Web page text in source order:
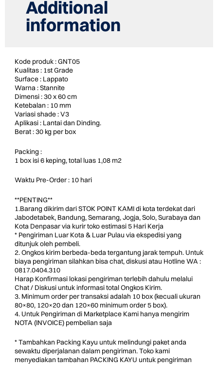
Additional
information
Kode produk : GNT05
Kualitas : 1st Grade
Surface : Lappato
Warna : Stannite
Dimensi : 30 x 60 cm
Ketebalan : 10 mm
Variasi shade : V3
Aplikasi : Lantai dan Dinding.
Berat : 30 kg per box
Packing :
1 box isi 6 keping, total luas 1,08 m2
Waktu Pre-Order : 10 hari
**PENTING**
1.Barang dikirim dari STOK POINT KAMI di kota terdekat dari
Jabodetabek, Bandung, Semarang, Jogja, Solo, Surabaya dan
Kota Denpasar via kurir toko estimasi 5 Hari Kerja
* Pengiriman Luar Kota & Luar Pulau via ekspedisi yang
ditunjuk oleh pembeli.
2. Ongkos kirim berbeda-beda tergantung jarak tempuh. Untuk
biaya pengiriman silahkan bisa chat, diskusi atau Hotline WA :
0817.0404.310
Harap Konfirmasi lokasi pengiriman terlebih dahulu melalui
Chat / Diskusi untuk informasi total Ongkos Kirim.
3. Minimum order per transaksi adalah 10 box (kecuali ukuran
80×80, 120×20 dan 120×60 minimum order 5 box).
4. Untuk Pengiriman di Marketplace Kami hanya mengirim
NOTA (INVOICE) pembelian saja
* Tambahkan Packing Kayu untuk melindungi paket anda
sewaktu diperjalanan dalam pengiriman. Toko kami
menyediakan tambahan PACKING KAYU untuk pengiriman